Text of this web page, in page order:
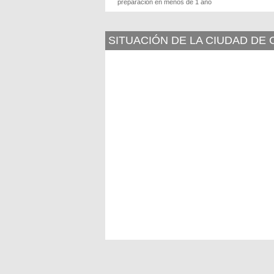
preparación en menos de 1 año
SITUACIÓN DE LA CIUDAD DE